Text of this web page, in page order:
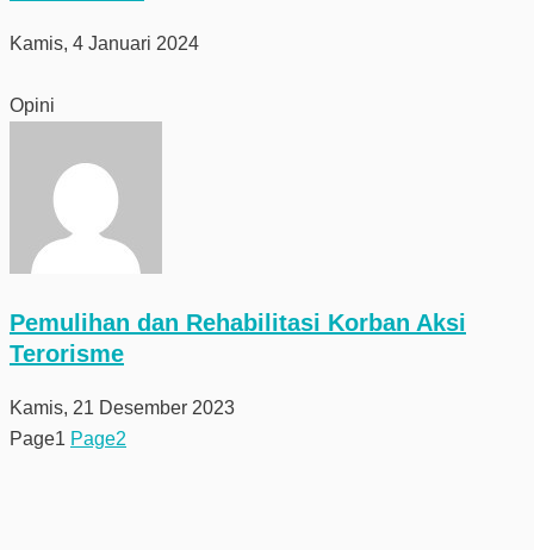
Kamis, 4 Januari 2024
Opini
Pemulihan dan Rehabilitasi Korban Aksi
Terorisme
Kamis, 21 Desember 2023
Page1 Page2